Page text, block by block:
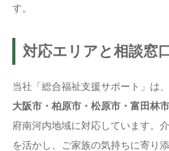
す。
対応エリアと相談窓口
当社「総合福祉支援サポート」は、
大阪市・柏原市・松原市・富田林
府南河内地域に対応しています。
を活かし、ご家族の気持ちに寄り